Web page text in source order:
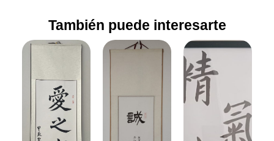
También puede interesarte